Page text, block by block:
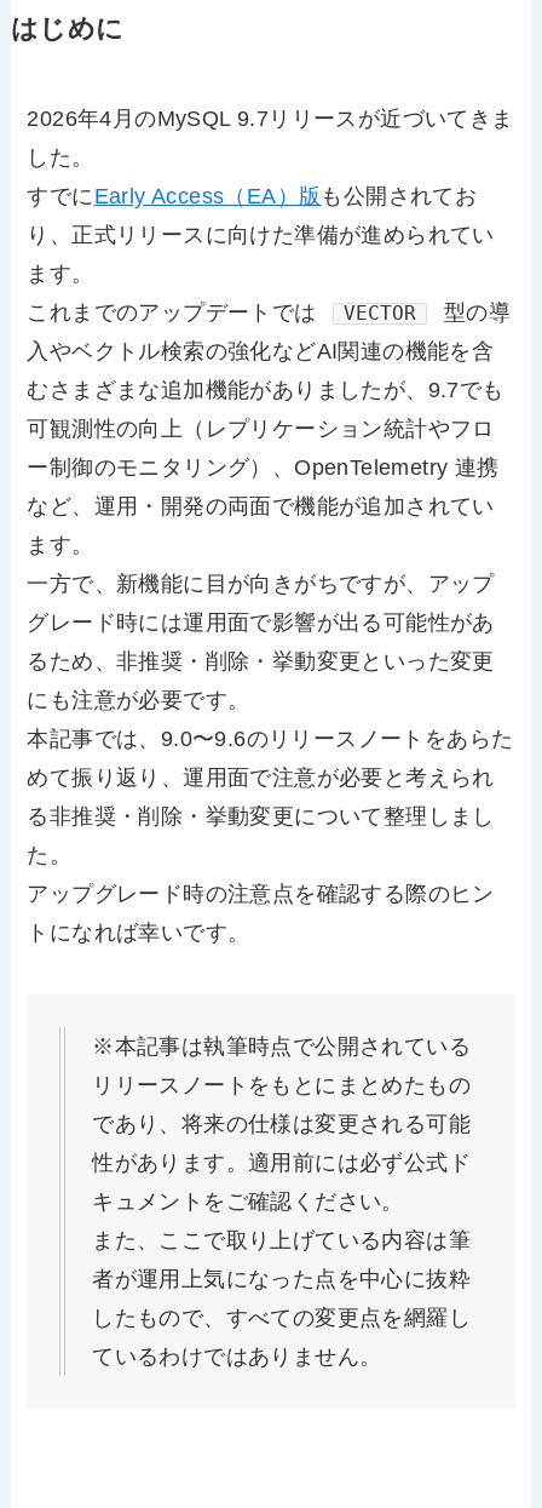
はじめに
2026年4月のMySQL 9.7リリースが近づいてきま
した。
すでに Early Access（EA）版 も公開されてお
り、正式リリースに向けた準備が進められてい
ます。
これまでのアップデートでは
VECTOR
型の導
入やベクトル検索の強化などAI関連の機能を含
むさまざまな追加機能がありましたが、9.7でも
可観測性の向上（レプリケーション統計やフロ
ー制御のモニタリング）、OpenTelemetry 連携
など、運用・開発の両面で機能が追加されてい
ます。
一方で、新機能に目が向きがちですが、アップ
グレード時には運用面で影響が出る可能性があ
るため、非推奨・削除・挙動変更といった変更
にも注意が必要です。
本記事では、9.0〜9.6のリリースノートをあらた
めて振り返り、運用面で注意が必要と考えられ
る非推奨・削除・挙動変更について整理しまし
た。
アップグレード時の注意点を確認する際のヒン
トになれば幸いです。
※本記事は執筆時点で公開されている
リリースノートをもとにまとめたもの
であり、将来の仕様は変更される可能
性があります。適用前には必ず公式ド
キュメントをご確認ください。
また、ここで取り上げている内容は筆
者が運用上気になった点を中心に抜粋
したもので、すべての変更点を網羅し
ているわけではありません。